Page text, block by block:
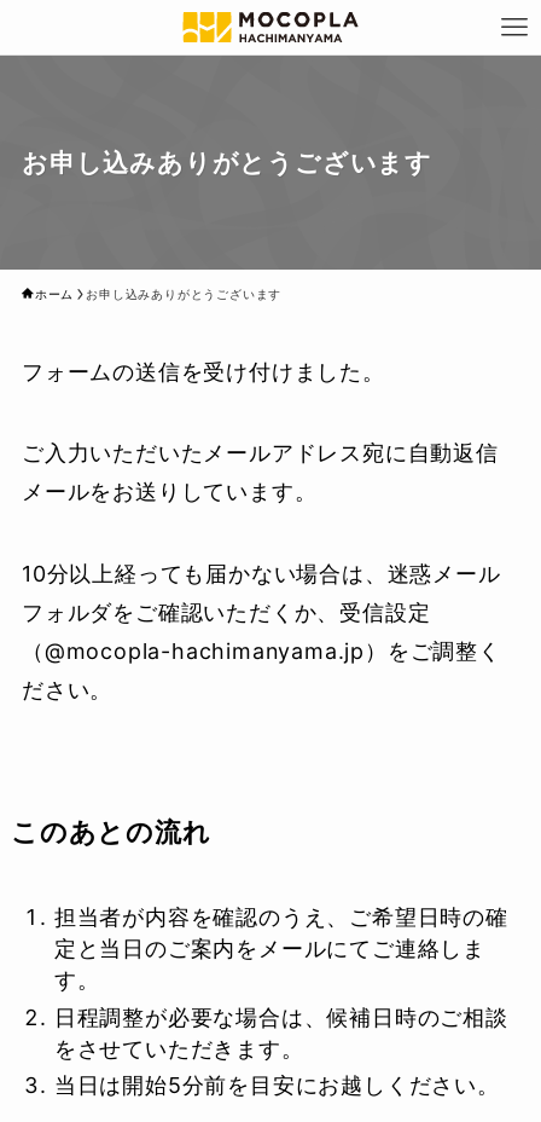
お申し込みありがとうございます
ホーム お申し込みありがとうございます
フォームの送信を受け付けました。
ご入力いただいたメールアドレス宛に自動返信
メールをお送りしています。
10分以上経っても届かない場合は、迷惑メール
フォルダをご確認いただくか、受信設定
（@mocopla-hachimanyama.jp）をご調整く
ださい。
このあとの流れ
担当者が内容を確認のうえ、ご希望日時の確
定と当日のご案内をメールにてご連絡しま
す。
日程調整が必要な場合は、候補日時のご相談
をさせていただきます。
当日は開始5分前を目安にお越しください。